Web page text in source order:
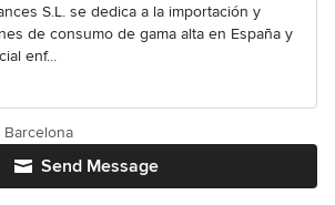
S.L. se dedica a la importación y
de consumo de gama alta en España y
enf...
Send Message